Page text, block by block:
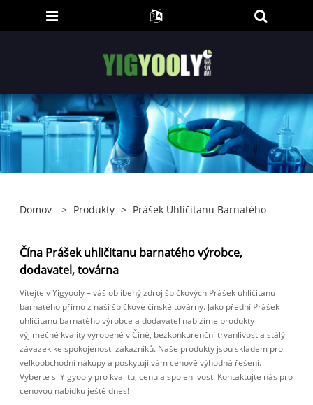
Domov > Produkty > Prášek Uhličitanu Barnatého
Čína Prášek uhličitanu barnatého výrobce,
dodavatel, továrna
Vítejte v Yigyooly – váš oblíbený zdroj špičkových Prášek uhličitanu
barnatého přímo z naší špičkové čínské továrny. Jako přední Prášek
uhličitanu barnatého výrobce a dodavatel nabízíme produkty
výjimečné kvality vyrobené v Číně, bezkonkurenční trvanlivost a stálý
závazek ke spokojenosti zákazníků. Naše produkty jsou skladem pro
velkoobchodní nákupy a poskytují vám cenově výhodná řešení.
Vyberte si Yigyooly pro kvalitu, cenu a spolehlivost. Kontaktujte nás pro
cenovou nabídku ještě dnes!